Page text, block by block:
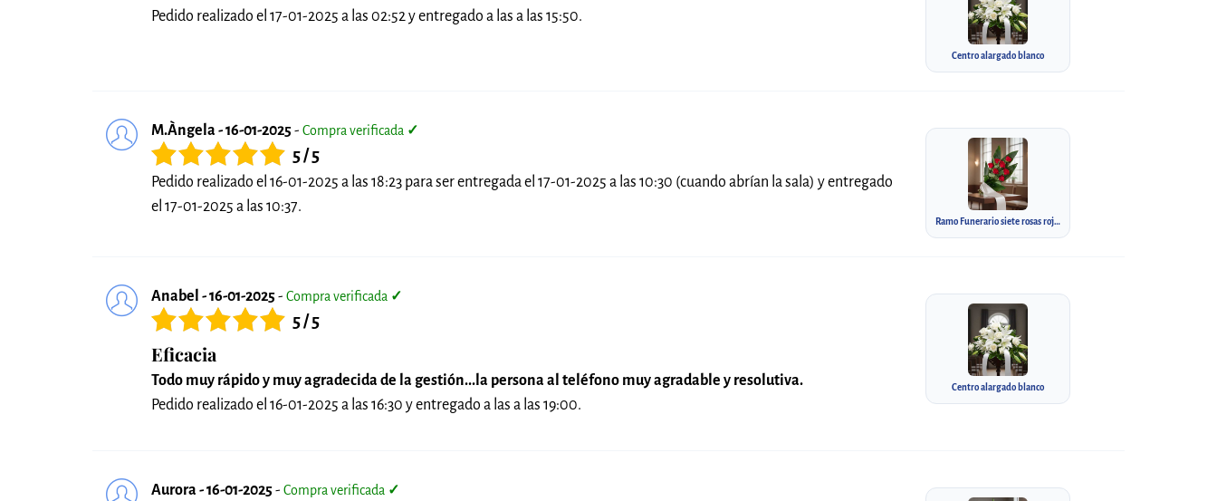
Pedido realizado el 17-01-2025 a las 02:52 y entregado a las a las 15:50.
Centro alargado blanco
M.Àngela - 16-01-2025- Compra verificada ✓
5 / 5
Pedido realizado el 16-01-2025 a las 18:23 para ser entregada el 17-01-2025 a las 10:30 (cuando abrían la sala) y entregado
el 17-01-2025 a las 10:37.
Ramo Funerario siete rosas rojas
Anabel - 16-01-2025- Compra verificada ✓
5 / 5
Eficacia
Todo muy rápido y muy agradecida de la gestión...la persona al teléfono muy agradable y resolutiva.
Pedido realizado el 16-01-2025 a las 16:30 y entregado a las a las 19:00.
Centro alargado blanco
Aurora - 16-01-2025- Compra verificada ✓